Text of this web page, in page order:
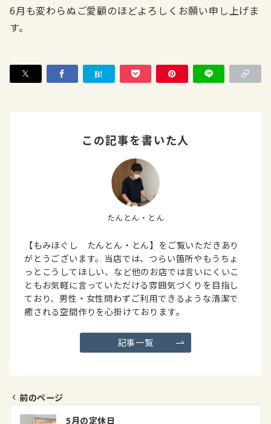
6月も変わらぬご愛顧のほどよろしくお願い申し上げま
す。
この記事を書いた人
たんとん・とん
【もみほぐし たんとん・とん】をご覧いただきあり
がとうございます。当店では、つらい箇所やもうちょ
っとこうしてほしい、など他のお店では言いにくいこ
ともお気軽に言っていただける雰囲気づくりを目指し
ており、男性・女性問わずご利用できるような清潔で
癒される空間作りを心掛けております。
記事一覧
投
前のページ
5月の定休日